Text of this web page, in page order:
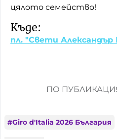
цялото семейство!
Къде:
пл. "Свети Александър
ПО
#Giro d'Italia 2026 България